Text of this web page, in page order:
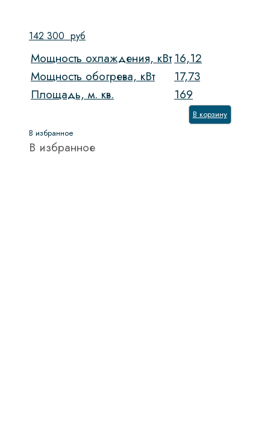
142 300 руб
Мощность охлаждения, кВт 16,12
Мощность обогрева, кВт
17,73
Площадь, м. кв.
169
В корзину
В избранное
В избранное